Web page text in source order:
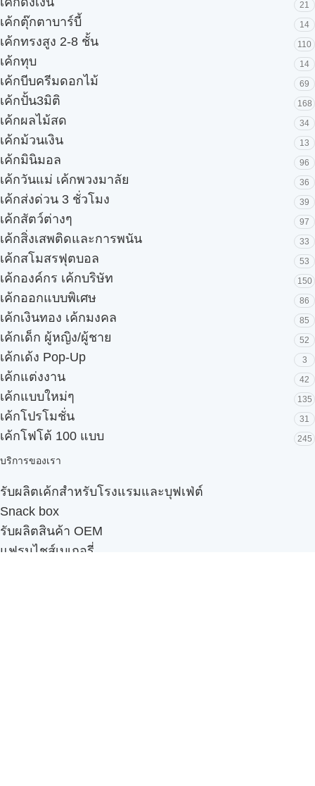
21
เค้กตุ๊กตาบาร์บี้ 14
เค้กทรงสูง 2-8 ชั้น 110
เค้กทุบ 14
เค้กบีบครีมดอกไม้ 69
เค้กปั้น3มิติ 168
เค้กผลไม้สด 34
เค้กม้วนเงิน 13
เค้กมินิมอล 96
เค้กวันแม่ เค้กพวงมาลัย 36
เค้กส่งด่วน 3 ชั่วโมง 39
เค้กสัตว์ต่างๆ 97
เค้กสิ่งเสพติดและการพนัน 33
เค้กสโมสรฟุตบอล 53
เค้กองค์กร เค้กบริษัท 150
เค้กออกแบบพิเศษ 86
เค้กเงินทอง เค้กมงคล 85
เค้กเด็ก ผู้หญิง/ผู้ชาย 52
เค้กเด้ง Pop-Up 3
เค้กแต่งงาน 42
เค้กแบบใหม่ๆ 135
เค้กโปรโมชั่น 31
เค้กโฟโต้ 100 แบบ 245
บริการของเรา
รับผลิตเค้กสำหรับโรงแรมและบุฟเฟ่ต์
Snack box
รับผลิตสินค้า OEM
แฟรนไชส์เบเกอรี่